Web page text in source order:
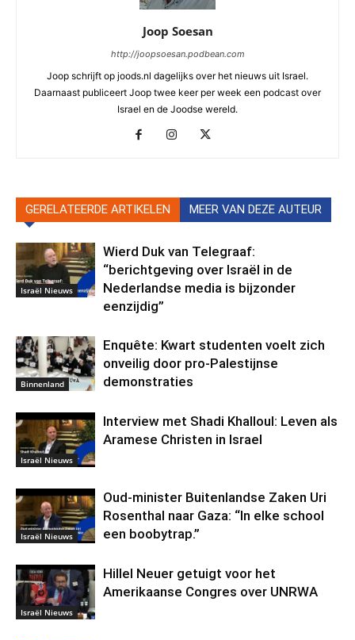
Joop Soesan
http://joopsoesan.podbean.com
Joop schrijft op joods.nl dagelijks over het nieuws uit Israel.
Daarnaast publiceert Joop twee keer per week een podcast over
Israel en de Joodse wereld.
GERELATEERDE ARTIKELEN MEER VAN DEZE AUTEUR
Israël Nieuws
Wierd Duk van Telegraaf:
“berichtgeving over Israël in de
Nederlandse media is bijzonder
eenzijdig”
Binnenland
Enquête: Kwart studenten voelt zich
onveilig door pro-Palestijnse
demonstraties
Israël Nieuws
Interview met Shadi Khalloul: Leven als
Aramese Christen in Israel
Israël Nieuws
Oud-minister Buitenlandse Zaken Uri
Rosenthal naar Gaza: “In elke school
een boobytrap.”
Israël Nieuws
Hillel Neuer getuigt voor het
Amerikaanse Congres over UNRWA